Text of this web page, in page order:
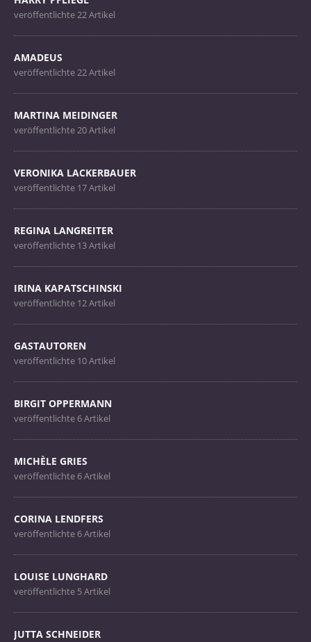
veröffentlichte 22 Artikel
AMADEUS
veröffentlichte 22 Artikel
MARTINA MEIDINGER
veröffentlichte 20 Artikel
VERONIKA LACKERBAUER
veröffentlichte 17 Artikel
REGINA LANGREITER
veröffentlichte 13 Artikel
IRINA KAPATSCHINSKI
veröffentlichte 12 Artikel
GASTAUTOREN
veröffentlichte 10 Artikel
BIRGIT OPPERMANN
veröffentlichte 6 Artikel
MICHÈLE GRIES
veröffentlichte 6 Artikel
CORINA LENDFERS
veröffentlichte 6 Artikel
LOUISE LUNGHARD
veröffentlichte 5 Artikel
JUTTA SCHNEIDER